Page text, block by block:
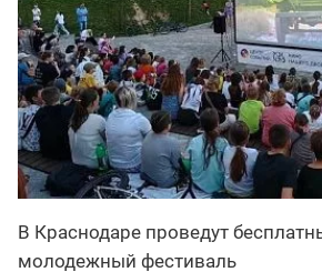
В Краснодаре проведут
молодежный фестиваль